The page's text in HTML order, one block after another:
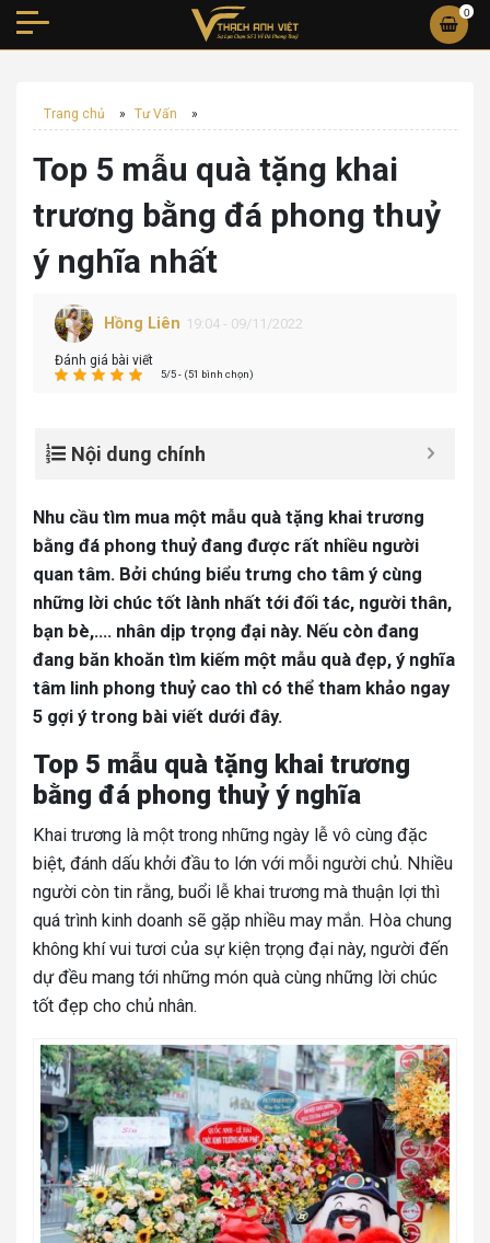
0
Trang chủ » Tư Vấn »
Top 5 mẫu quà tặng khai
trương bằng đá phong thuỷ
ý nghĩa nhất
Hồng Liên 19:04 - 09/11/2022
Đánh giá bài viết
5/5 - (51 bình chọn)
Nội dung chính
Nhu cầu tìm mua một mẫu quà tặng khai trương
bằng đá phong thuỷ đang được rất nhiều người
quan tâm. Bởi chúng biểu trưng cho tâm ý cùng
những lời chúc tốt lành nhất tới đối tác, người thân,
bạn bè,…. nhân dịp trọng đại này. Nếu còn đang
đang băn khoăn tìm kiếm một mẫu quà đẹp, ý nghĩa
tâm linh phong thuỷ cao thì có thể tham khảo ngay
5 gợi ý trong bài viết dưới đây.
Top 5 mẫu quà tặng khai trương
bằng đá phong thuỷ ý nghĩa
Khai trương là một trong những ngày lễ vô cùng đặc
biệt, đánh dấu khởi đầu to lớn với mỗi người chủ. Nhiều
người còn tin rằng, buổi lễ khai trương mà thuận lợi thì
quá trình kinh doanh sẽ gặp nhiều may mắn. Hòa chung
không khí vui tươi của sự kiện trọng đại này, người đến
dự đều mang tới những món quà cùng những lời chúc
tốt đẹp cho chủ nhân.